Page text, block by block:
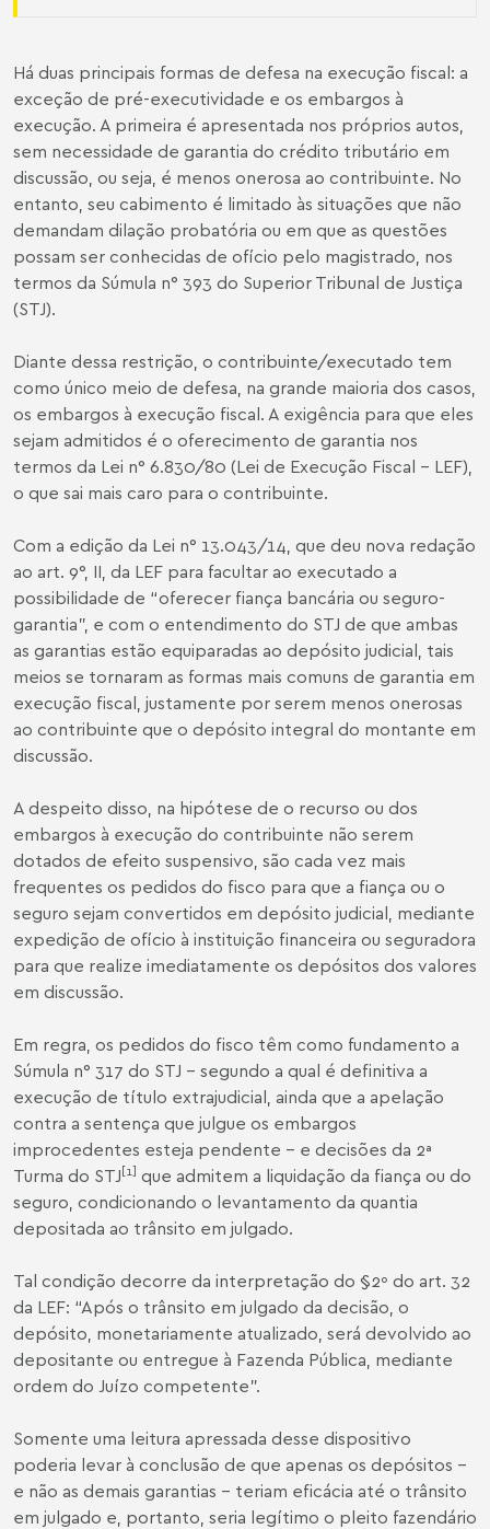
Há duas principais formas de defesa na execução fiscal: a
exceção de pré-executividade e os embargos à
execução. A primeira é apresentada nos próprios autos,
sem necessidade de garantia do crédito tributário em
discussão, ou seja, é menos onerosa ao contribuinte. No
entanto, seu cabimento é limitado às situações que não
demandam dilação probatória ou em que as questões
possam ser conhecidas de ofício pelo magistrado, nos
termos da Súmula n° 393 do Superior Tribunal de Justiça
(STJ).
Diante dessa restrição, o contribuinte/executado tem
como único meio de defesa, na grande maioria dos casos,
os embargos à execução fiscal. A exigência para que eles
sejam admitidos é o oferecimento de garantia nos
termos da Lei n° 6.830/80 (Lei de Execução Fiscal – LEF),
o que sai mais caro para o contribuinte.
Com a edição da Lei n° 13.043/14, que deu nova redação
ao art. 9°, II, da LEF para facultar ao executado a
possibilidade de “oferecer fiança bancária ou seguro-
garantia”, e com o entendimento do STJ de que ambas
as garantias estão equiparadas ao depósito judicial, tais
meios se tornaram as formas mais comuns de garantia em
execução fiscal, justamente por serem menos onerosas
ao contribuinte que o depósito integral do montante em
discussão.
A despeito disso, na hipótese de o recurso ou dos
embargos à execução do contribuinte não serem
dotados de efeito suspensivo, são cada vez mais
frequentes os pedidos do fisco para que a fiança ou o
seguro sejam convertidos em depósito judicial, mediante
expedição de ofício à instituição financeira ou seguradora
para que realize imediatamente os depósitos dos valores
em discussão.
Em regra, os pedidos do fisco têm como fundamento a
Súmula n° 317 do STJ – segundo a qual é definitiva a
execução de título extrajudicial, ainda que a apelação
contra a sentença que julgue os embargos
improcedentes esteja pendente – e decisões da 2ª
Turma do STJ[1] que admitem a liquidação da fiança ou do
seguro, condicionando o levantamento da quantia
depositada ao trânsito em julgado.
Tal condição decorre da interpretação do §2º do art. 32
da LEF: “Após o trânsito em julgado da decisão, o
depósito, monetariamente atualizado, será devolvido ao
depositante ou entregue à Fazenda Pública, mediante
ordem do Juízo competente”.
Somente uma leitura apressada desse dispositivo
poderia levar à conclusão de que apenas os depósitos –
e não as demais garantias – teriam eficácia até o trânsito
em julgado e, portanto, seria legítimo o pleito fazendário